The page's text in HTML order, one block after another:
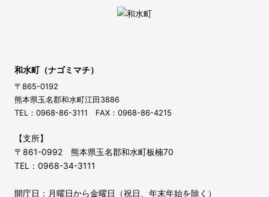
和水町（ナゴミマチ）
〒865-0192
熊本県玉名郡和水町江田3886
TEL：0968-86-3111 FAX：0968-86-4215
【支所】
〒861-0992 熊本県玉名郡和水町板楠70
TEL：0968-34-3111
開庁日：月曜日から金曜日（祝日、年末年始を除く）